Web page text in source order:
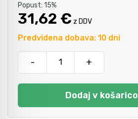
Predvidena dobava: 10 dni
Popust: 15%
31,62 € z DDV
- +
Dodaj v košarico